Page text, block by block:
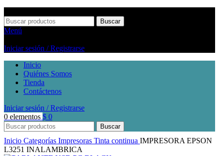
Buscar
Menú
Iniciar sesión / Registrarse
Inicio
Quiénes Somos
Tienda
Contáctenos
Iniciar sesión / Registrarse
0 elementos $ 0
Buscar
Inicio Categorías Impresoras Tinta continua IMPRESORA EPSON
L3251 INALAMBRICA